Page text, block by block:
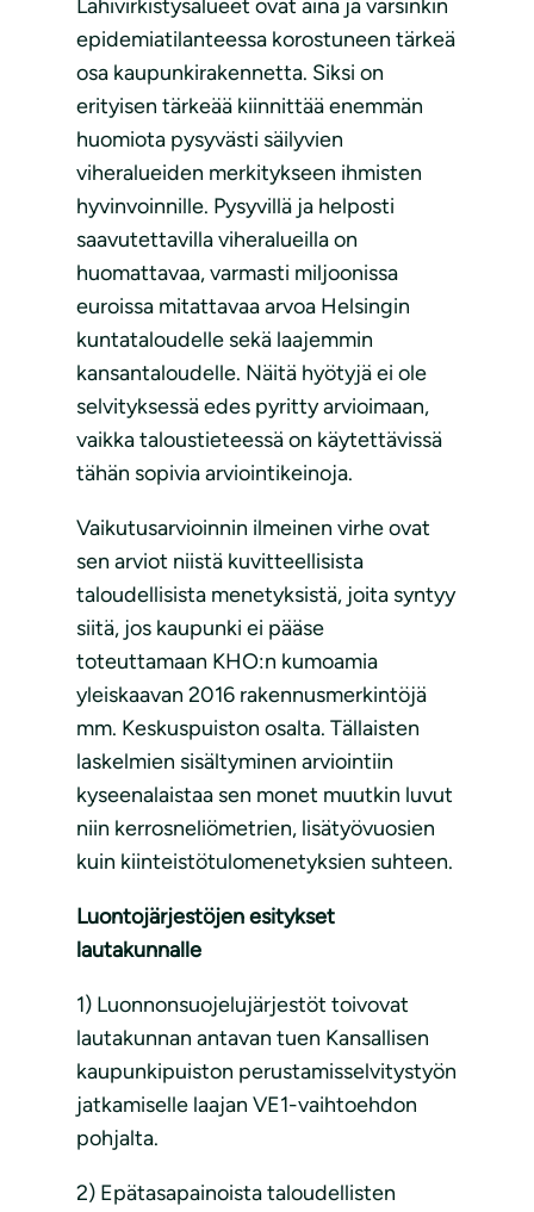
Lähivirkistysalueet ovat aina ja varsinkin
epidemiatilanteessa korostuneen tärkeä
osa kaupunkirakennetta. Siksi on
erityisen tärkeää kiinnittää enemmän
huomiota pysyvästi säilyvien
viheralueiden merkitykseen ihmisten
hyvinvoinnille. Pysyvillä ja helposti
saavutettavilla viheralueilla on
huomattavaa, varmasti miljoonissa
euroissa mitattavaa arvoa Helsingin
kuntataloudelle sekä laajemmin
kansantaloudelle. Näitä hyötyjä ei ole
selvityksessä edes pyritty arvioimaan,
vaikka taloustieteessä on käytettävissä
tähän sopivia arviointikeinoja.
Vaikutusarvioinnin ilmeinen virhe ovat
sen arviot niistä kuvitteellisista
taloudellisista menetyksistä, joita syntyy
siitä, jos kaupunki ei pääse
toteuttamaan KHO:n kumoamia
yleiskaavan 2016 rakennusmerkintöjä
mm. Keskuspuiston osalta. Tällaisten
laskelmien sisältyminen arviointiin
kyseenalaistaa sen monet muutkin luvut
niin kerrosneliömetrien, lisätyövuosien
kuin kiinteistötulomenetyksien suhteen.
Luontojärjestöjen esitykset
lautakunnalle
1) Luonnonsuojelujärjestöt toivovat
lautakunnan antavan tuen Kansallisen
kaupunkipuiston perustamisselvitystyön
jatkamiselle laajan VE1-vaihtoehdon
pohjalta.
2) Epätasapainoista taloudellisten